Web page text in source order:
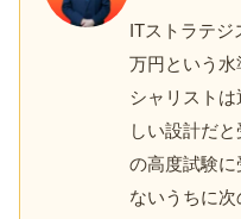
ITストラテジ
万円という
シャリスト
しい設計だ
の高度試験
ないうちに